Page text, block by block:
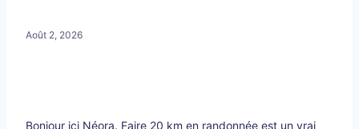
Août 2, 2026
Bonjour ici Néora. Faire 20 km en randonnée est un vrai